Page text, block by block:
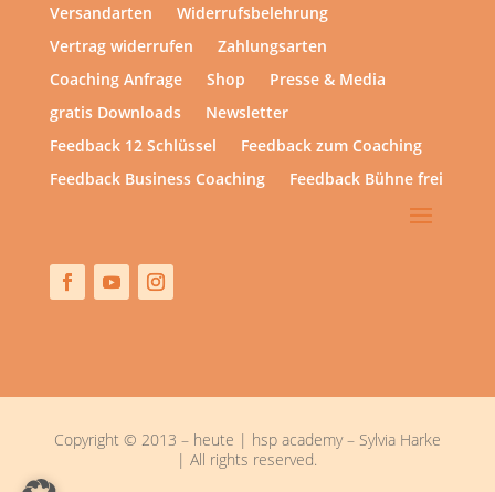
Versandarten
Widerrufsbelehrung
Vertrag widerrufen
Zahlungsarten
Coaching Anfrage
Shop
Presse & Media
gratis Downloads
Newsletter
Feedback 12 Schlüssel
Feedback zum Coaching
Feedback Business Coaching
Feedback Bühne frei
Copyright © 2013 – heute | hsp academy – Sylvia Harke
| All rights reserved.